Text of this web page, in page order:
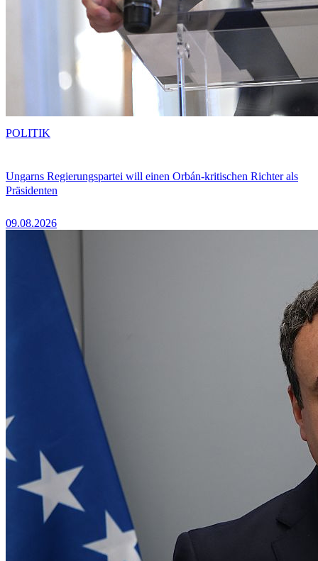
Ungarns Regierungspartei will einen Orbán-kritischen Richter als
Präsidenten
09.08.2026
POLITIK